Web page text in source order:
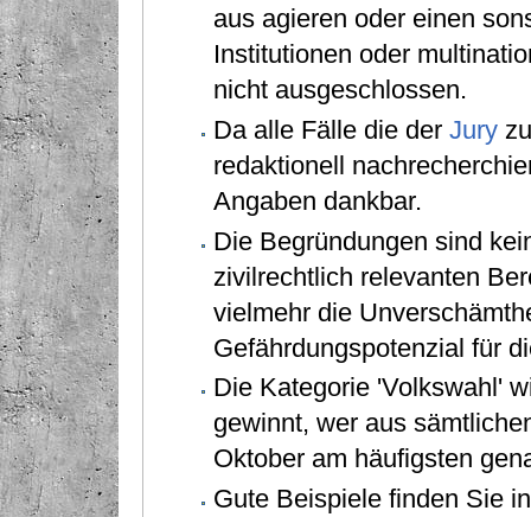
aus agieren oder einen
Institutionen oder
nicht ausgeschlossen.
Da alle Fälle die der Jury
redaktionell
Angaben dankbar.
Die Begründungen sind
zivilrechtlich relevanten
vielmehr die
Gefährdungspotenzial für
Die Kategorie 'Volkswahl'
gewinnt, wer aus
Oktober am häufigsten
Gute Beispiele finden Sie